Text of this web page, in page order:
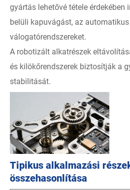
gyártás lehetővé tétele érdekében
belüli kapuvágást, az automatikus
válogatórendszereket.
A robotizált alkatrészek
és kilökőrendszerek biztosítják a
stabilitását.
Tipikus alkalmazási
összehasonlítása